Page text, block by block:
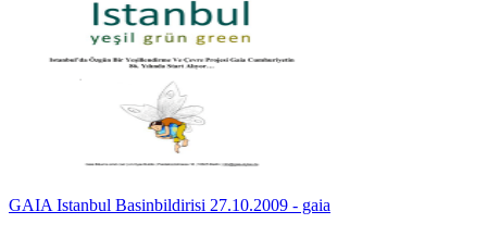
GAIA Istanbul Basinbildirisi 27.10.2009 - gaia